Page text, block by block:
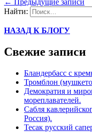
Найти:
НАЗАД К БЛОГУ
Свежие записи
Бландербасс с
Тромблон
Демократия и
мореплавателей.
Сабля
Россия).
Тесак русский